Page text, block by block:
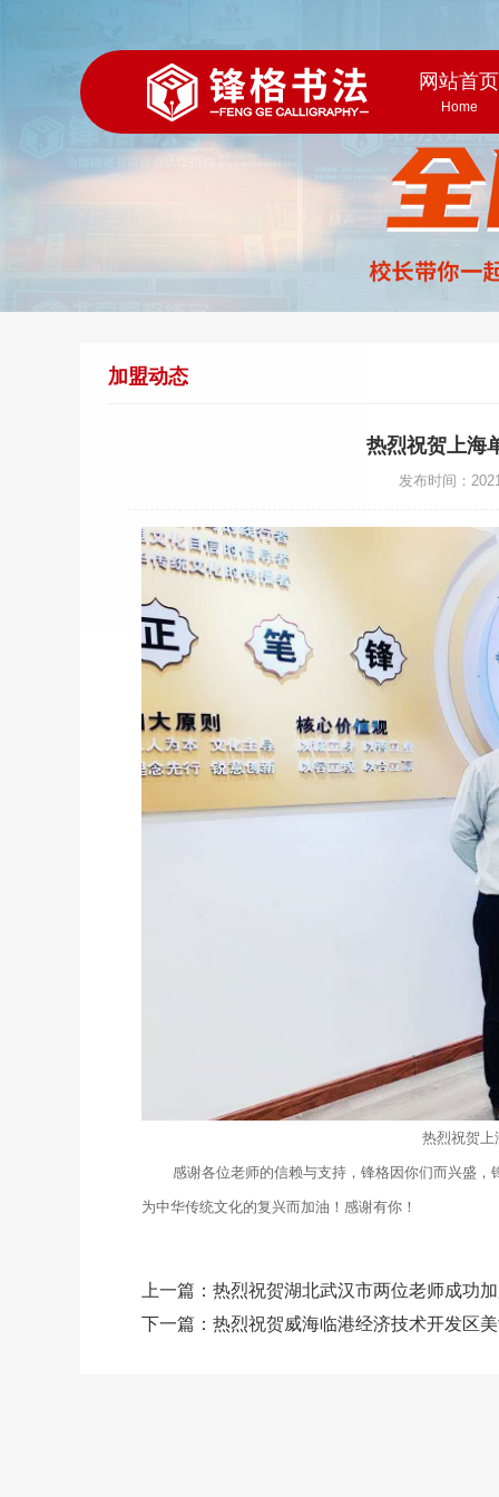
网站首页
Home
加盟动态
热烈祝贺上海
发布时间：
热烈祝贺上
感谢各位老师的信赖与支持，锋格因你们而兴盛
为中华传统文化的复兴而加油！感谢有你！
上一篇： 热烈祝贺湖北武汉市两位老师成功
下一篇： 热烈祝贺威海临港经济技术开发区